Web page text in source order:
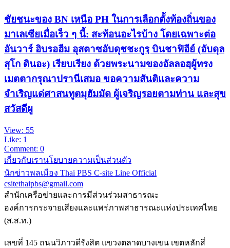
ชัยชนะของ BN เหนือ PH ในการเลือกตั้งท้องถิ่นของ
มาเลเซียเมื่อเร็ว ๆ นี้: สะท้อนอะไรบ้าง โดยเฉพาะต่อ
อันวาร์ อิบรอฮีม อุสตาซอับดุชชะกูรฺ บินชาฟิอีย์ (อับดุล
สุโก ดินอะ) เรียบเรียง ด้วยพระนามของอัลลอฮฺผู้ทรง
เมตตากรุณาปรานีเสมอ ขอความสันติและความ
จำเริญแด่ศาสนทูตมุฮัมมัด ผู้เจริญรอยตามท่าน และสุข
สวัสดีผู
View: 55
Like: 1
Comment: 0
เกี่ยวกับเรานโยบายความเป็นส่วนตัว
นักข่าวพลเมือง Thai PBS C-site Line Official
csitethaipbs@gmail.com
สำนักเครือข่ายและการมีส่วนร่วมสาธารณะ
องค์การกระจายเสียงและแพร่ภาพสาธารณะแห่งประเทศไทย
(ส.ส.ท.)
เลขที่ 145 ถนนวิภาวดีรังสิต แขวงตลาดบางเขน เขตหลักสี่